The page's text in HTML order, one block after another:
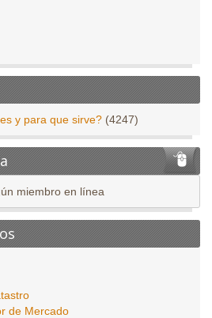
y para que sirve? (4247)
miembro en línea
de Mercado